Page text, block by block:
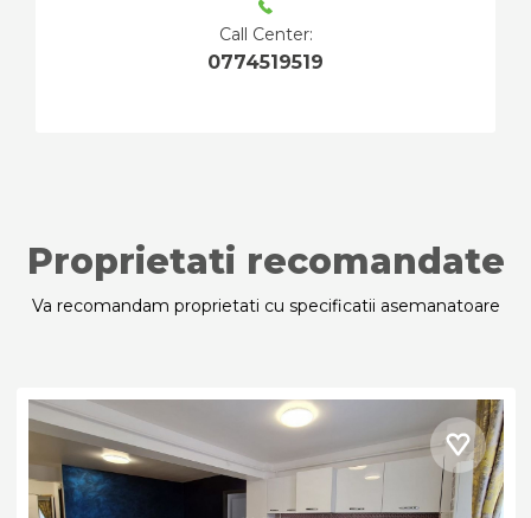
Call Center:
0774519519
Proprietati recomandate
Va recomandam proprietati cu specificatii asemanatoare